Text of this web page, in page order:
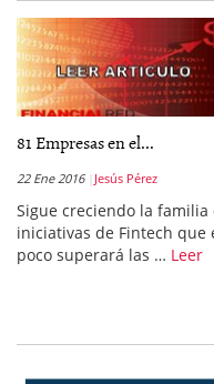
81 Empresas en el...
22 Ene 2016 Jesús Pérez
Sigue creciendo la familia
iniciativas de Fintech que
poco superará las … Leer